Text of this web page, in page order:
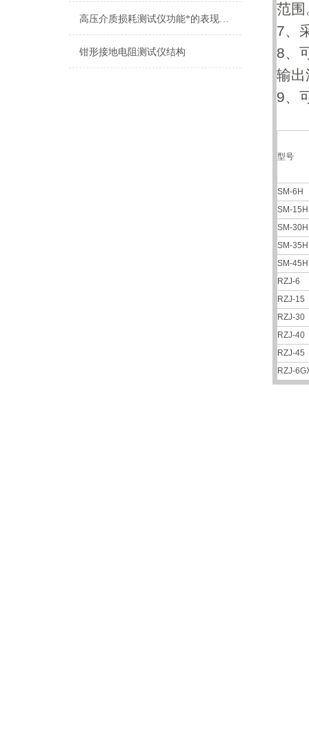
高压介质损耗测试仪功能*的表现有哪些
钳形接地电阻测试仪结构
范围
7、
8、
输出
9、
型号
SM-6H
SM-15H
SM-30H
SM-35H
SM-45H
RZJ-6
RZJ-15
RZJ-30
RZJ-40
RZJ-45
RZJ-